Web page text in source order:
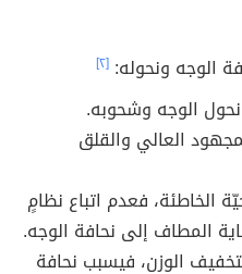
الوجه ونحوله: [٢]
الوجه وشحوبه.
العالي والقلق
الخاطئة، فعدم اتباع نظامٍ
المطاف إلى نحافة الوجه.
الوزن، فيسبب نحافة